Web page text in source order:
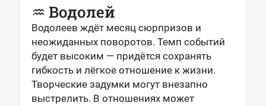
♒ Водолей
Водолеев ждёт месяц сюрпризов и
неожиданных поворотов. Темп событий
будет высоким — придётся сохранять
гибкость и лёгкое отношение к жизни.
Творческие задумки могут внезапно
выстрелить. В отношениях может